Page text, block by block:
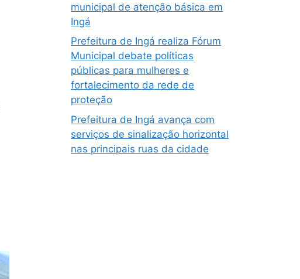
municipal de atenção básica em
Ingá
Prefeitura de Ingá realiza Fórum
Municipal debate políticas
públicas para mulheres e
fortalecimento da rede de
proteção
Prefeitura de Ingá avança com
serviços de sinalização horizontal
nas principais ruas da cidade